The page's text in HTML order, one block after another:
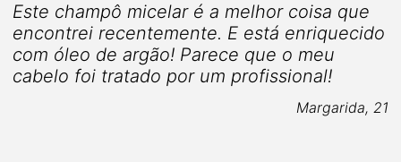
Este champô micelar é a melhor coisa que
encontrei recentemente. E está enriquecido
com óleo de argão! Parece que o meu
cabelo foi tratado por um profissional!
Margarida, 21